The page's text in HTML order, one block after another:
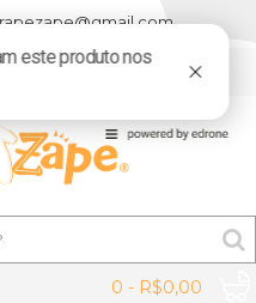
0 - R$0,00